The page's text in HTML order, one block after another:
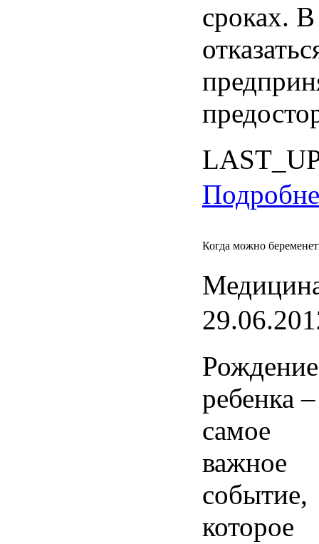
сроках.
Когда можно
Рождение
ребенка –
самое
важное
событие,
которое